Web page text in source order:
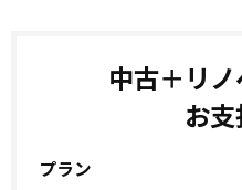
中古＋リ
お
プラン